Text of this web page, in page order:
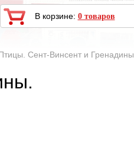
В корзине: 0 товаров
Сент-Винсент и Гренадины.